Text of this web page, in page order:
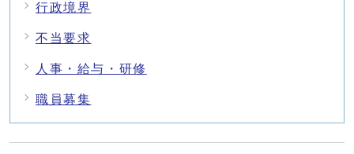
行政境界
不当要求
人事・給与・研修
職員募集